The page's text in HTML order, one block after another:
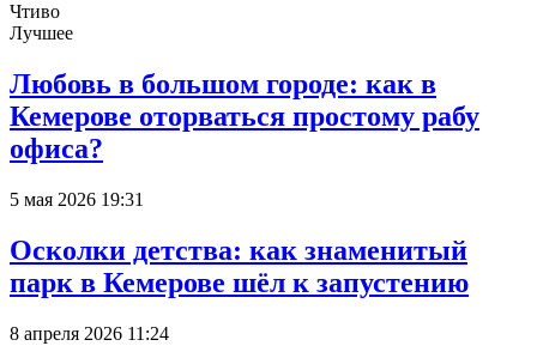
Чтиво
Лучшее
Любовь в большом городе: как в
Кемерове оторваться простому рабу
офиса?
5 мая 2026 19:31
Осколки детства: как знаменитый
парк в Кемерове шёл к запустению
8 апреля 2026 11:24